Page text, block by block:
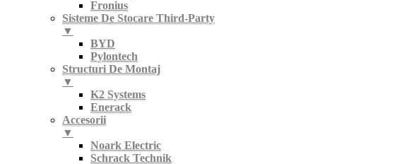
Fronius
Sisteme De Stocare Third-Party
▼
BYD
Pylontech
Structuri De Montaj
▼
K2 Systems
Enerack
Accesorii
▼
Noark Electric
Schrack Technik